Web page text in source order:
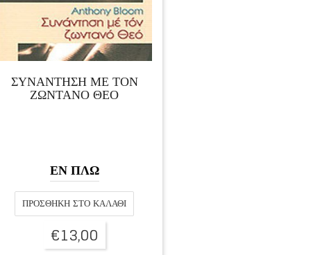
ΣΥΝΑΝΤΗΣΗ ΜΕ ΤΟΝ
ΖΩΝΤΑΝΟ ΘΕΟ
ΕΝ ΠΛΩ
ΠΡΟΣΘΉΚΗ ΣΤΟ ΚΑΛΆΘΙ
€13,00